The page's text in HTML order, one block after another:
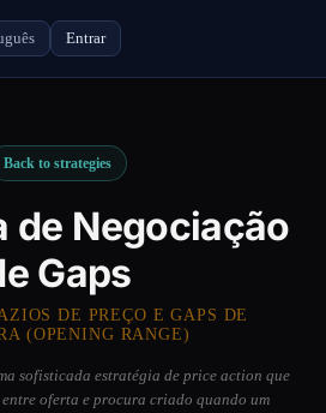
Entrar
Back to strategies
de Negociação
Gaps
DE PREÇO E GAPS DE
(OPENING RANGE)
sofisticada estratégia de price action que
oferta e procura criado quando um